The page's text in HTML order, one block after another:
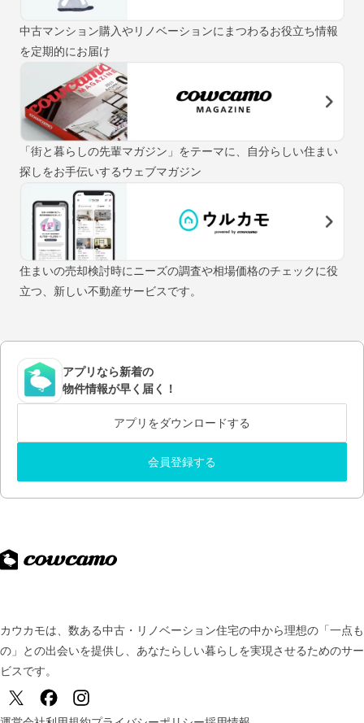
中古マンション購入やリノベーションにまつわるお役立ち情報
を定期的にお届け
「街と暮らしの先輩マガジン」をテーマに、自分らしい住まい
探しをお手伝いするウェブマガジン
住まいの売却検討時にニーズの調査や相場価格のチェックに役
立つ、新しい不動産サービスです。
アプリなら新着の
物件情報が早く届く！
アプリをダウンロードする
会員登録する
カウカモは、数ある中古・リノベーション住宅の中から理想の「一点も
の」との出会いを提供し、 あなたらしい暮らしを実現させるためのサー
ビスです。